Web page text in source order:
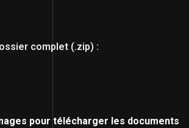
complet (.zip) :
pour télécharger les documents